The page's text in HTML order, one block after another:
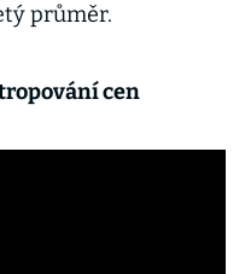
průměr.
cen